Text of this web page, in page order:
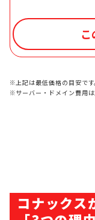
※上記は最低価格の目安です
※サーバー・ドメイン費用
コナックス